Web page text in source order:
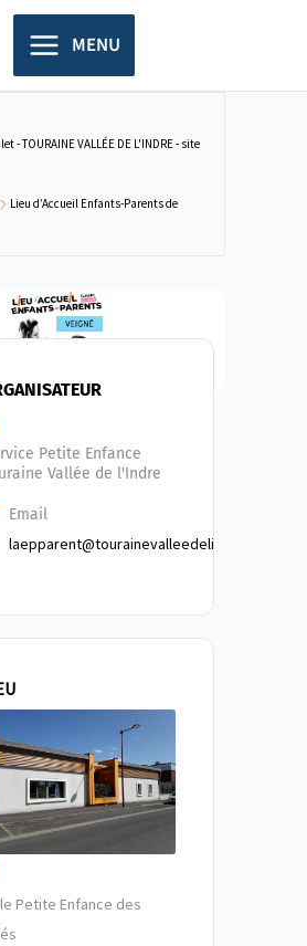
MENU
- TOURAINE VALLÉE DE L'INDRE - site
Lieu d’Accueil Enfants-Parents de
Petite Enfance
Vallée de l'Indre
Email
laepparent@tourainevalleedelindre.fr
Petite Enfance des